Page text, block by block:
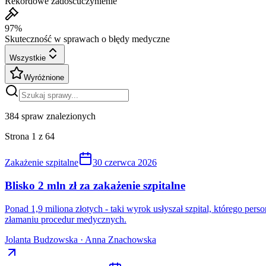
97%
Skuteczność w sprawach o błędy medyczne
Wszystkie
Wyróżnione
384 spraw znalezionych
Strona 1 z 64
Zakażenie szpitalne 30 czerwca 2026
Blisko 2 mln zł za zakażenie szpitalne
Ponad 1,9 miliona złotych - taki wyrok usłyszał szpital, którego
złamaniu procedur medycznych.
Jolanta Budzowska · Anna Znachowska